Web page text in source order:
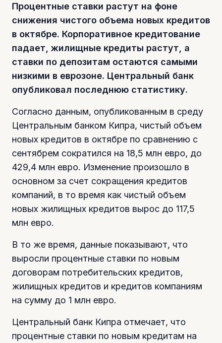
Процентные ставки растут на фоне
снижения чистого объема новых кредитов
в октябре. Корпоративное кредитование
падает, жилищные кредиты растут, а
ставки по депозитам остаются самыми
низкими в еврозоне. Центральный банк
опубликовал последнюю статистику.
Согласно данным, опубликованным в среду
Центральным банком Кипра, чистый объем
новых кредитов в октябре по сравнению с
сентябрем сократился на 18,5 млн евро, до
429,4 млн евро. Изменение произошло в
основном за счет сокращения кредитов
компаний, в то время как чистый объем
новых жилищных кредитов вырос до 117,5
млн евро.
В то же время, данные показывают, что
выросли процентные ставки по новым
договорам потребительских кредитов,
жилищных кредитов и кредитов компаниям
на сумму до 1 млн евро.
Центральный банк Кипра отмечает, что
процентные ставки по новым кредитам на